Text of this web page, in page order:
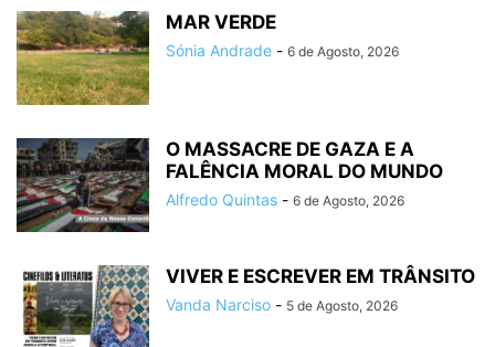
MAR VERDE
Sónia Andrade - 6 de Agosto, 2026
O MASSACRE DE GAZA E A
FALÊNCIA MORAL DO MUNDO
Alfredo Quintas - 6 de Agosto, 2026
VIVER E ESCREVER EM TRÂNSITO
Vanda Narciso - 5 de Agosto, 2026